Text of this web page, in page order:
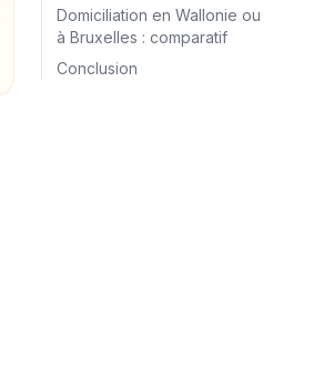
Domiciliation en Wallonie ou
à Bruxelles : comparatif
Conclusion